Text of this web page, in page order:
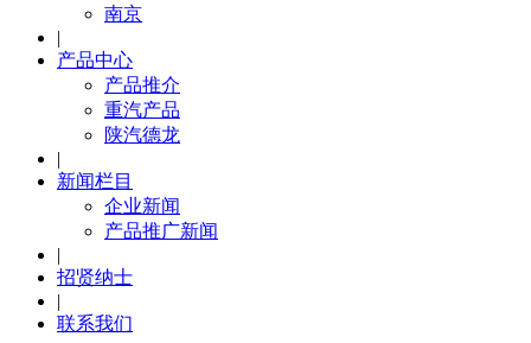
南京
|
产品中心
产品推介
重汽产品
陕汽德龙
|
新闻栏目
企业新闻
产品推广新闻
|
招贤纳士
|
联系我们